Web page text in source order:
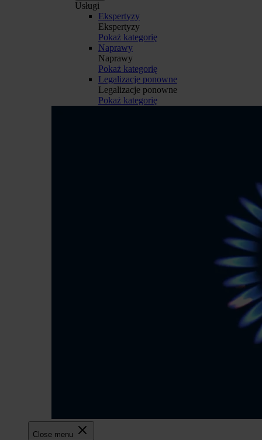
Usługi
Ekspertyzy
Ekspertyzy
Pokaż kategorię
Naprawy
Naprawy
Pokaż kategorię
Legalizacje ponowne
Legalizacje ponowne
Pokaż kategorię
Close menu